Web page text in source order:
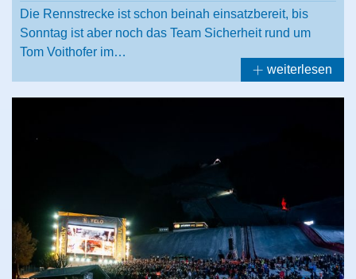
Die Rennstrecke ist schon beinah einsatzbereit, bis
Sonntag ist aber noch das Team Sicherheit rund um
Tom Voithofer im…
weiterlesen